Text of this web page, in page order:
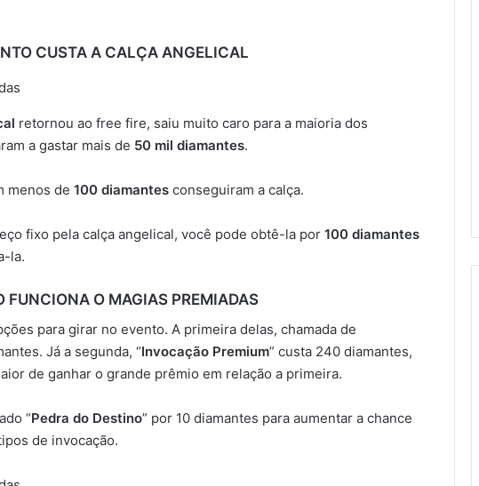
CUSTA A CALÇA ANGELICAL
retornou ao free fire, saiu muito caro para a maioria dos
a gastar mais de 50 mil diamantes.
menos de 100 diamantes conseguiram a calça.
fixo pela calça angelical, você pode obtê-la por 100 diamantes
la.
FUNCIONA O MAGIAS PREMIADAS
para girar no evento. A primeira delas, chamada de
Já a segunda, “Invocação Premium” custa 240 diamantes,
de ganhar o grande prêmio em relação a primeira.
“Pedra do Destino” por 10 diamantes para aumentar a chance
de invocação.